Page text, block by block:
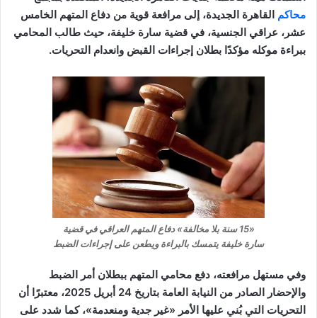
محاكم القاهرة الجديدة، إلى مرافعة قوية من دفاع المتهم الخامس
عشر، عراقي الجنسية، في قضية سارة خليفة، حيث طالب المحامي
ببراءة موكله مؤكدًا بطلان إجراءات القبض وانعدام التحريات.
«15 سنة بلا مخالفة» دفاع المتهم العراقي في قضية
سارة خليفة يتمسك بالبراءة ويطعن على إجراءات الضبط
وفي مستهل مرافعته، دفع محامي المتهم ببطلان أمر الضبط
والإحضار الصادر من النيابة العامة بتاريخ 24 أبريل 2025، معتبرًا أن
التحريات التي بُني عليها الأمر «غير جدية ومنعدمة»، كما شدد على